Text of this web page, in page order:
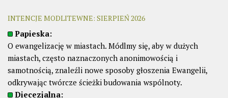
INTENCJE MODLITEWNE: SIERPIEŃ 2026
Papieska:
O ewangelizację w miastach. Módlmy się, aby w dużych
miastach, często naznaczonych anonimowością i
samotnością, znaleźli nowe sposoby głoszenia Ewangelii,
odkrywając twórcze ścieżki budowania wspólnoty.
Diecezjalna: